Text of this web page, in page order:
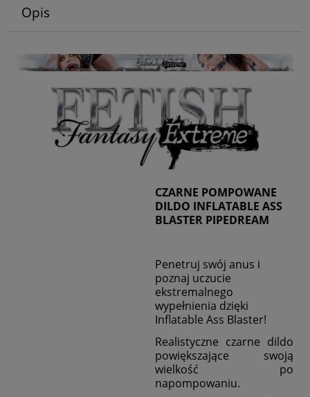
Opis
CZARNE POMPOWANE
DILDO INFLATABLE ASS
BLASTER PIPEDREAM
Penetruj swój anus i
poznaj uczucie
ekstremalnego
wypełnienia dzięki
Inflatable Ass Blaster!
Realistyczne czarne dildo
powiększające swoją
wielkość po
napompowaniu.